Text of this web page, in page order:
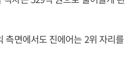
측면에서도 진에어는 2위 자리를